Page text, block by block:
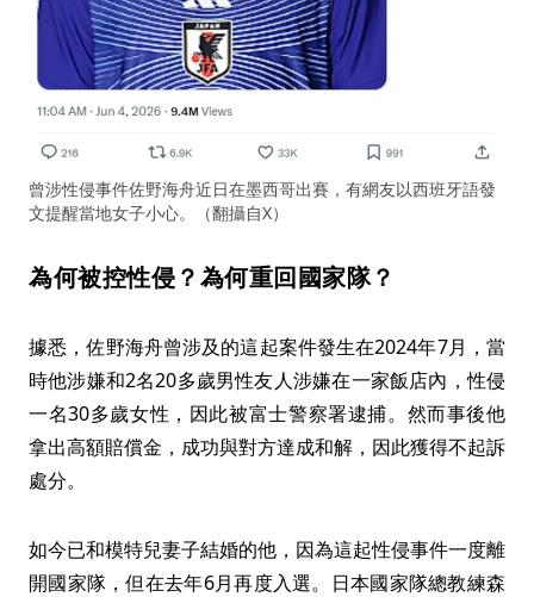
曾涉性侵事件佐野海舟近日在墨西哥出賽，有網友以西班牙語發
文提醒當地女子小心。（翻攝自X）
為何被控性侵？為何重回國家隊？
據悉，佐野海舟曾涉及的這起案件發生在2024年7月，當
時他涉嫌和2名20多歲男性友人涉嫌在一家飯店內，性侵
一名30多歲女性，因此被富士警察署逮捕。然而事後他
拿出高額賠償金，成功與對方達成和解，因此獲得不起訴
處分。
如今已和模特兒妻子結婚的他，因為這起性侵事件一度離
開國家隊，但在去年6月再度入選。日本國家隊總教練森